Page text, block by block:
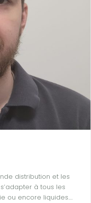
distribution et les
ou encore liquides.